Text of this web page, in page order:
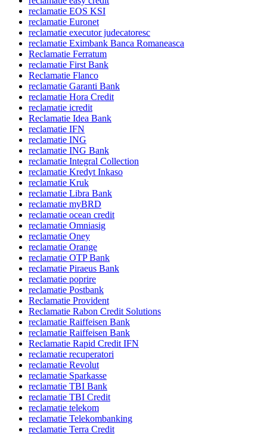
reclamatie EOS KSI
reclamatie Euronet
reclamatie executor judecatoresc
reclamatie Eximbank Banca Romaneasca
Reclamatie Ferratum
reclamatie First Bank
Reclamatie Flanco
reclamatie Garanti Bank
reclamatie Hora Credit
reclamatie icredit
Reclamatie Idea Bank
reclamatie IFN
reclamatie ING
reclamatie ING Bank
reclamatie Integral Collection
reclamatie Kredyt Inkaso
reclamatie Kruk
reclamatie Libra Bank
reclamatie myBRD
reclamatie ocean credit
reclamatie Omniasig
reclamatie Oney
reclamatie Orange
reclamatie OTP Bank
reclamatie Piraeus Bank
reclamatie poprire
reclamatie Postbank
Reclamatie Provident
Reclamatie Rabon Credit Solutions
reclamatie Raiffeisen Bank
reclamatie Raiffeisen Bank
Reclamatie Rapid Credit IFN
reclamatie recuperatori
reclamatie Revolut
reclamatie Sparkasse
reclamatie TBI Bank
reclamatie TBI Credit
reclamatie telekom
reclamatie Telekombanking
reclamatie Terra Credit